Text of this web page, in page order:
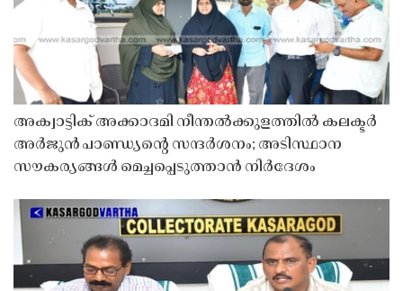
അക്വാട്ടിക് അക്കാദമി നീന്തൽക്കുളത്തിൽ കലക്ടർ
അർജുൻ പാണ്ഡ്യൻ്റെ സന്ദർശനം; അടിസ്ഥാന
സൗകര്യങ്ങൾ മെച്ചപ്പെടുത്താൻ നിർദേശം